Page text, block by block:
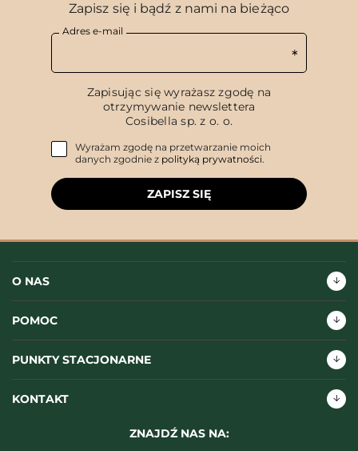
Zapisz się i bądź z nami na bieżąco
Adres e-mail
Zapisując się wyrażasz zgodę na
otrzymywanie newslettera
Cosibella sp. z o. o.
Wyrażam zgodę na przetwarzanie moich
danych zgodnie z polityką prywatności.
ZAPISZ SIĘ
O NAS
POMOC
PUNKTY STACJONARNE
KONTAKT
ZNAJDŹ NAS NA: